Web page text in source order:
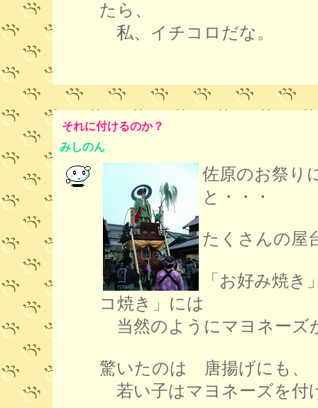
たら、
私、イチコロだな。
それに付けるのか？
みしのん
佐原のお祭り
と・・・
たくさんの屋
「お好み焼き
コ焼き」には
当然のようにマヨネー
驚いたのは 唐揚げにも、
若い子はマヨネーズを付